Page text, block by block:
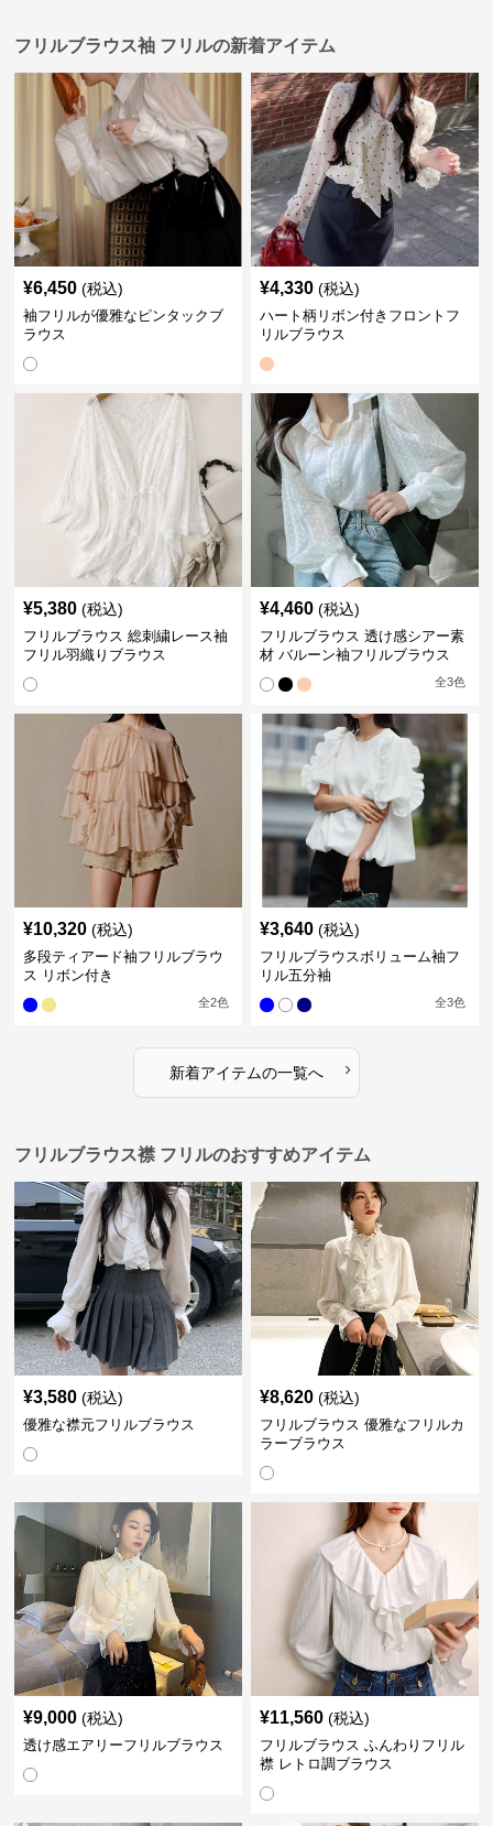
フリルブラウス袖 フリルの新着アイテム
¥6,450 (税込)
袖フリルが優雅なピンタックブ
ラウス
¥4,330 (税込)
ハート柄リボン付きフロントフ
リルブラウス
¥5,380 (税込)
フリルブラウス 総刺繍レース袖
フリル羽織りブラウス
¥4,460 (税込)
フリルブラウス 透け感シアー素
材 バルーン袖フリルブラウス
全3色
¥10,320 (税込)
多段ティアード袖フリルブラウ
ス リボン付き
全2色
¥3,640 (税込)
フリルブラウスボリューム袖フ
リル五分袖
全3色
新着アイテムの一覧へ ›
フリルブラウス襟 フリルのおすすめアイテム
¥3,580 (税込)
優雅な襟元フリルブラウス
¥8,620 (税込)
フリルブラウス 優雅なフリルカ
ラーブラウス
¥9,000 (税込)
透け感エアリーフリルブラウス
¥11,560 (税込)
フリルブラウス ふんわりフリル
襟 レトロ調ブラウス